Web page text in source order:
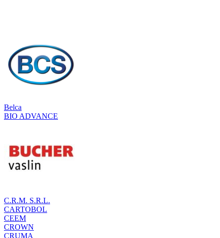
Belca
BIO ADVANCE
C.R.M. S.R.L.
CARTOBOL
CEEM
CROWN
CRUMA